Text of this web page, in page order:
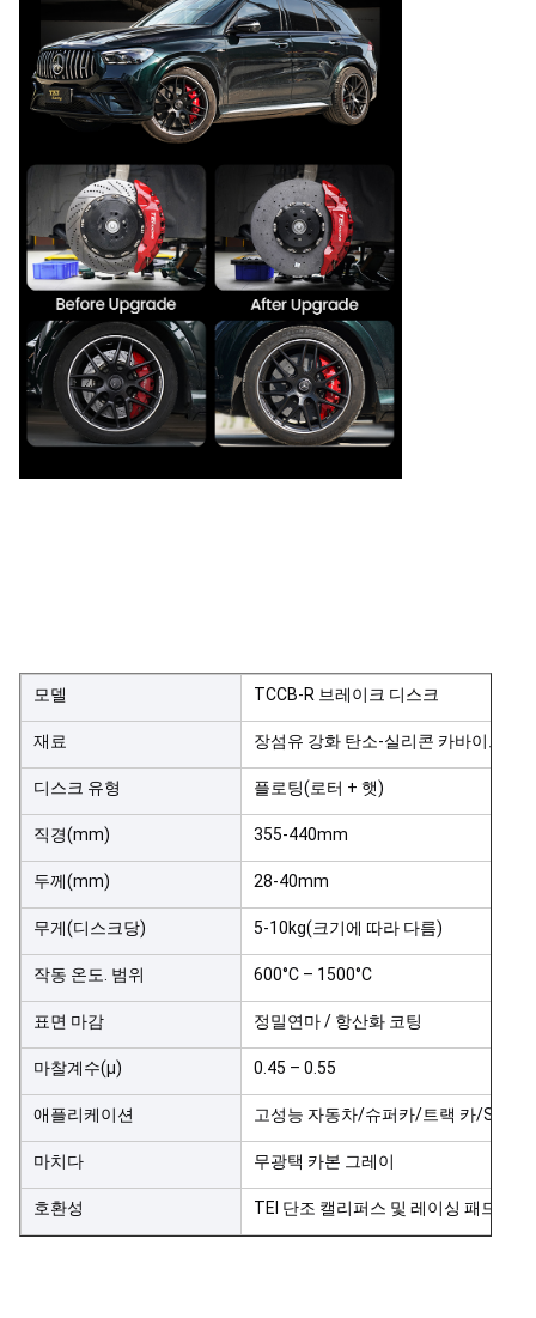
모델 TCCB-R 브레이크 디스크
재료 장섬유 강화 탄소-실리콘 카바이드
디스크 유형 플로팅(로터 + 햇)
직경(mm) 355-440mm
두께(mm) 28-40mm
무게(디스크당) 5-10kg(크기에 따라 다름)
작동 온도. 범위 600°C – 1500°C
표면 마감 정밀연마 / 항산화 코팅
마찰계수(μ) 0.45 – 0.55
애플리케이션 고성능 자동차/슈퍼카/트랙 카/SUV
마치다 무광택 카본 그레이
호환성 TEI 단조 캘리퍼스 및 레이싱 패드와